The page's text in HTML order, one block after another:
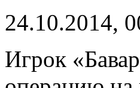
24.10.2014,
Игрок